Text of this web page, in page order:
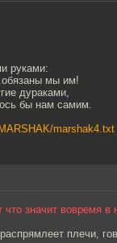
руками:
обязаны мы им!
дураками,
бы нам самим.
marshak4.txt
что значит вовремя
плечи,